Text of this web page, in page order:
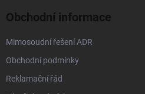
Obchodní informace
Mimosoudní řešení ADR
Obchodní podmínky
Reklamační řád